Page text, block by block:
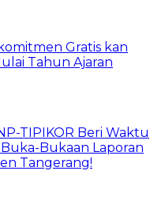
Gratis kan
Tahun Ajaran
TIPIKOR Beri Waktu
Bukaan Laporan
Tangerang!